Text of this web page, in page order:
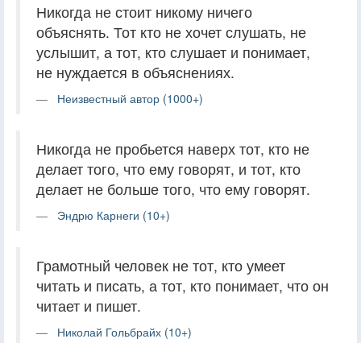
Никогда не стоит никому ничего
объяснять. Тот кто не хочет слушать, не
услышит, а тот, кто слушает и понимает,
не нуждается в объяснениях.
Неизвестный автор (1000+)
Никогда не пробьется наверх тот, кто не
делает того, что ему говорят, и тот, кто
делает не больше того, что ему говорят.
Эндрю Карнеги (10+)
Грамотный человек не тот, кто умеет
читать и писать, а тот, кто понимает, что он
читает и пишет.
Николай Гольбрайх (10+)